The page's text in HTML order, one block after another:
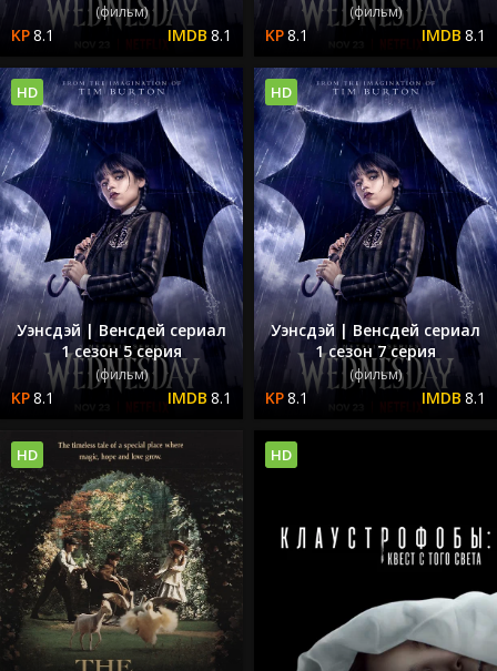
(фильм)
8.1 8.1
(фильм)
8.1 8.1
Уэнсдэй | Венсдей сериал
1 сезон 5 серия
(фильм)
8.1 8.1
HD
Уэнсдэй | Венсдей сериал
1 сезон 7 серия
(фильм)
8.1 8.1
HD
HD HD